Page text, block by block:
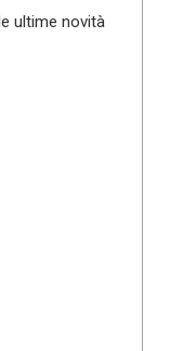
ultime novità